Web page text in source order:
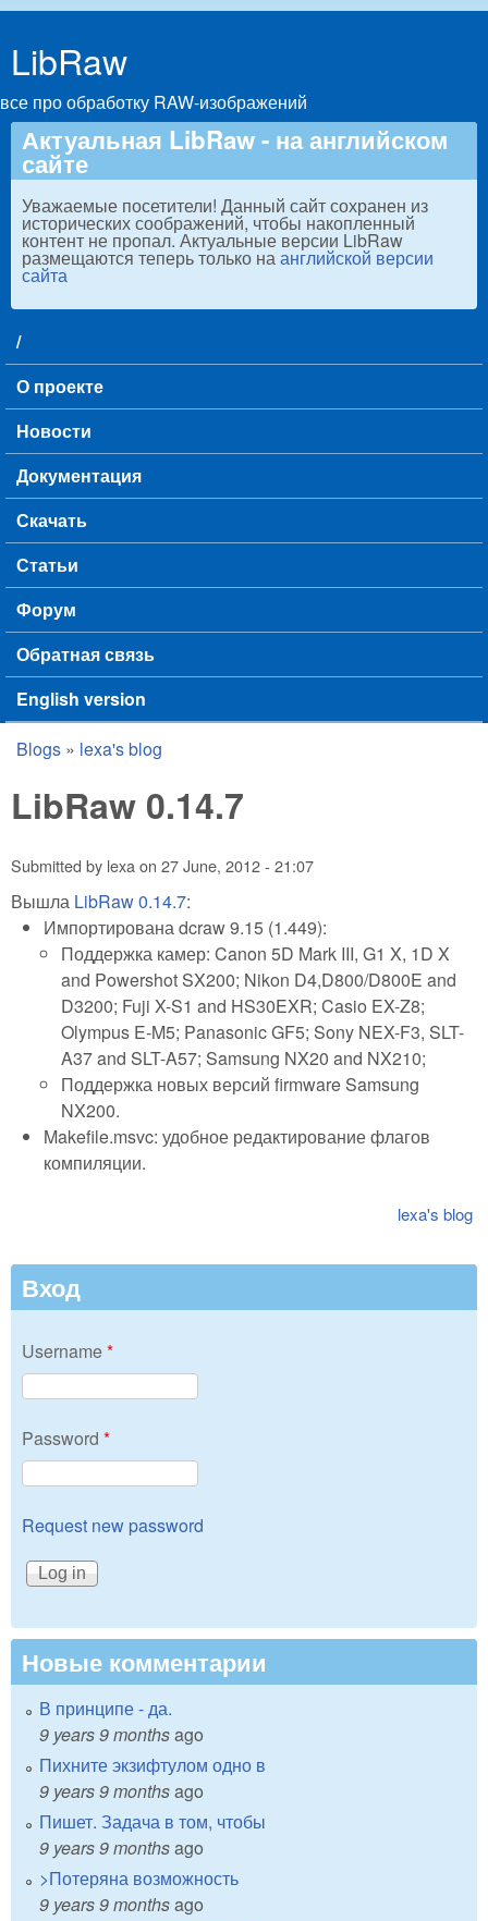
LibRaw
все про обработку RAW-изображений
Актуальная LibRaw - на английском
сайте
Уважаемые посетители! Данный сайт сохранен из
исторических соображений, чтобы накопленный
контент не пропал. Актуальные версии LibRaw
размещаются теперь только наанглийской версии
сайта
Main menu
/
О проекте
Новости
Документация
Скачать
Статьи
Форум
Обратная связь
English version
You are here
Blogs » lexa's blog
LibRaw 0.14.7
Submitted by lexa on 27 June, 2012 - 21:07
Вышла LibRaw 0.14.7:
Импортирована dcraw 9.15 (1.449):
Поддержка камер: Canon 5D Mark III, G1 X, 1D X
and Powershot SX200; Nikon D4,D800/D800E and
D3200; Fuji X-S1 and HS30EXR; Casio EX-Z8;
Olympus E-M5; Panasonic GF5; Sony NEX-F3, SLT-
A37 and SLT-A57; Samsung NX20 and NX210;
Поддержка новых версий firmware Samsung
NX200.
Makefile.msvc: удобное редактирование флагов
компиляции.
lexa's blog
Вход
Username*
Password *
Request new password
Новые комментарии
В принципе - да.
9 years 9 monthsago
Пихните экзифтулом одно в
9 years 9 monthsago
Пишет. Задача в том, чтобы
9 years 9 monthsago
>Потеряна возможность
9 years 9 monthsago